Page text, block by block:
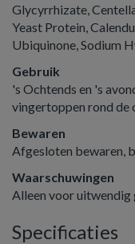
Glycyrrhizate,
Yeast Protein,
Ubiquinone, Sodium
Gebruik
's Ochtends en 's
vingertoppen rond de
Bewaren
Afgesloten bewaren,
Waarschuwingen
Alleen voor uitwendig
Specificaties